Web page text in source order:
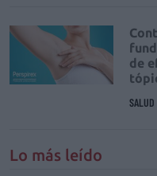
de
SALUD
Lo más leído